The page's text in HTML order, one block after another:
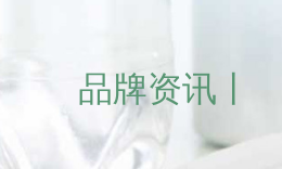
品牌资讯丨